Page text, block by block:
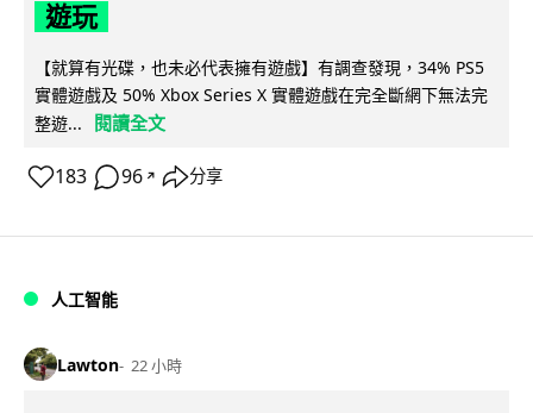
遊玩
【就算有光碟，也未必代表擁有遊戲】有調查發現，34% PS5
實體遊戲及 50% Xbox Series X 實體遊戲在完全斷網下無法完
整遊...
閱讀全文
183 96 ↗ 分享
人工智能
Lawton 22 小時